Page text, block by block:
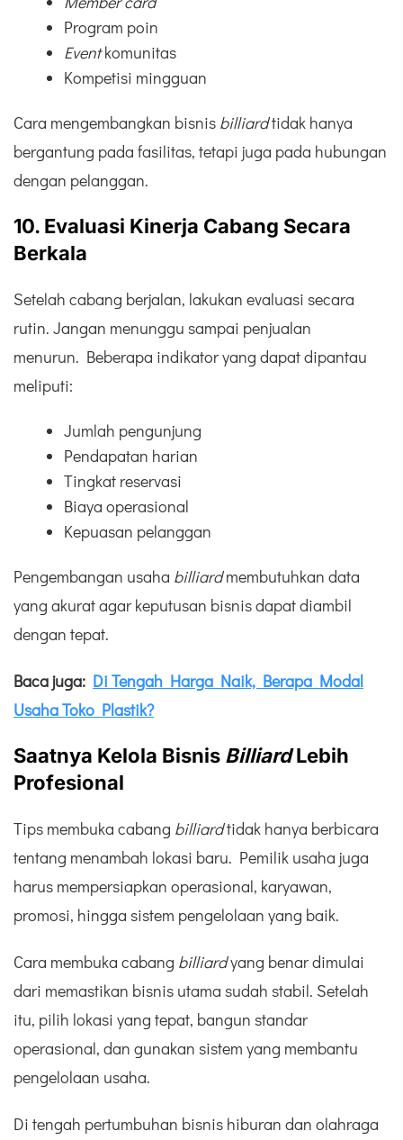
Program poin
Eventkomunitas
Kompetisi mingguan
Cara mengembangkan bisnis billiardtidak hanya
bergantung pada fasilitas, tetapi juga pada hubungan
dengan pelanggan.
10. Evaluasi Kinerja Cabang Secara
Berkala
Setelah cabang berjalan, lakukan evaluasi secara
rutin. Jangan menunggu sampai penjualan
menurun. Beberapa indikator yang dapat dipantau
meliputi:
Jumlah pengunjung
Pendapatan harian
Tingkat reservasi
Biaya operasional
Kepuasan pelanggan
Pengembangan usaha billiardmembutuhkan data
yang akurat agar keputusan bisnis dapat diambil
dengan tepat.
Baca juga: Di Tengah Harga Naik, Berapa Modal
Usaha Toko Plastik?
Saatnya Kelola Bisnis BilliardLebih
Profesional
Tips membuka cabang billiardtidak hanya berbicara
tentang menambah lokasi baru. Pemilik usaha juga
harus mempersiapkan operasional, karyawan,
promosi, hingga sistem pengelolaan yang baik.
Cara membuka cabang billiardyang benar dimulai
dari memastikan bisnis utama sudah stabil. Setelah
itu, pilih lokasi yang tepat, bangun standar
operasional, dan gunakan sistem yang membantu
pengelolaan usaha.
Di tengah pertumbuhan bisnis hiburan dan olahraga